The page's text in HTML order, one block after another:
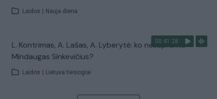
Laidos Nauja diena
00:41:28
L. Kontrimas, A. Lašas, A. Lyberytė: ko nesupranta
Mindaugas Sinkevičius?
Laidos Lietuva tiesiogiai